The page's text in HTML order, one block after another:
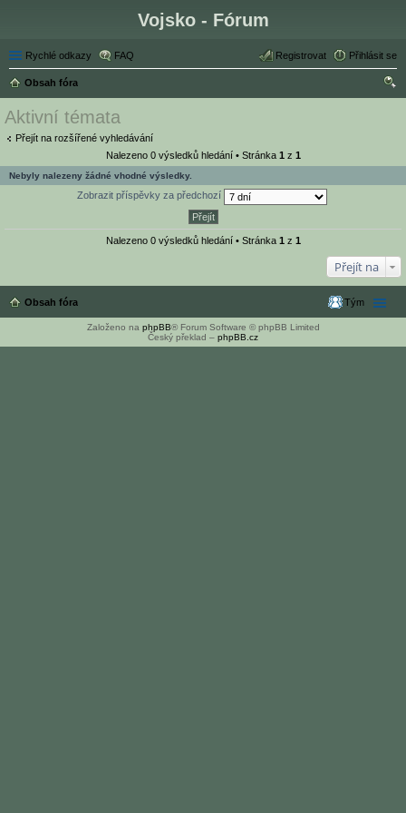
Vojsko - Fórum
Rychlé odkazy FAQ Přihlásit se
Registrovat
Obsah fóra
Aktivní témata
Přejít na rozšířené vyhledávání
Nalezeno 0 výsledků hledání • Stránka 1 z 1
Nebyly nalezeny žádné vhodné výsledky.
Zobrazit příspěvky za předchozí
Nalezeno 0 výsledků hledání • Stránka 1 z 1
Přejít na
Obsah fóra Tým
Založeno na phpBB® Forum Software © phpBB Limited
Český překlad – phpBB.cz